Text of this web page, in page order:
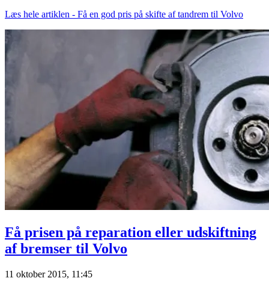
Læs hele artiklen - Få en god pris på skifte af tandrem til Volvo
Få prisen på reparation eller udskiftning
af bremser til Volvo
11 oktober 2015, 11:45